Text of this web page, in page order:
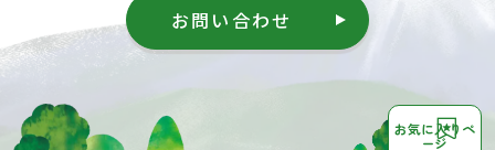
お気に入りペ
ージ
お問い合わせ